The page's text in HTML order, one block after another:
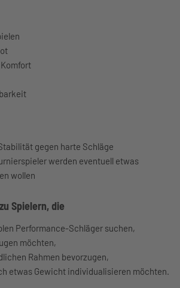
gegen harte Schläge
werden eventuell etwas
wollen
Spielern, die
Performance-Schläger suchen,
möchten,
Rahmen bevorzugen,
etwas Gewicht individualisieren möchten.